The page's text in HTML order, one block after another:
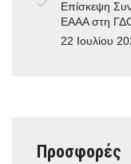
Επίσκεψη
ΕΑΑΑ στη
22 Ιουλίου
Προσφορές